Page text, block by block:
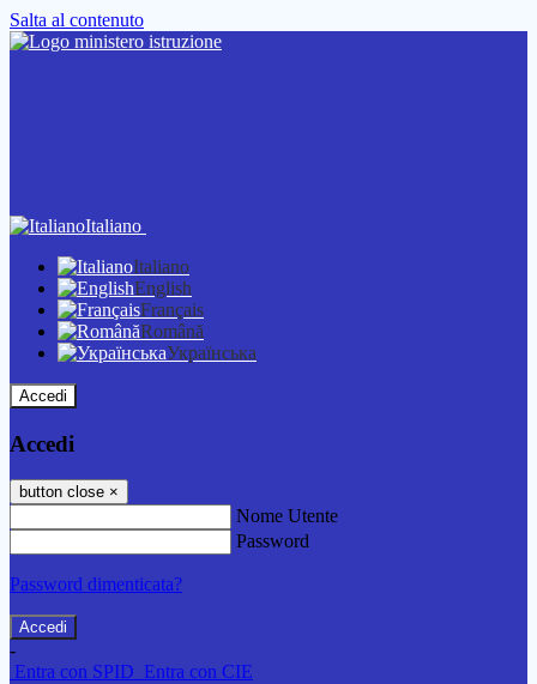
Salta al contenuto
Italiano
Italiano
English
Français
Română
Українська
Accedi
Accedi
button close ×
Nome Utente
Password
Password dimenticata?
-
Entra con SPID Entra con CIE